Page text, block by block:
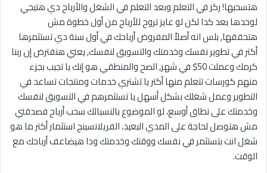
هتسحبها! ركز في التعلم وبعد التعلم في الشغل والأرباح دي هتيجي
لوحدها بعد كدا لكن لو عايز تروح للأرباح من أول خطوة مش
هتحققها, بلس انه أصلاً المفروض أرباحك في أول سنة دي تستثمرها
أكتر في تطوير نفسك وخدمتك والتسويق لنفسك, يعني هنفترض إن ربنا
كرمك وعملت 50$ في شهر, الصح والمنطقي هو إنك يا تجيب بجزء
منهم كورسات تتعلم منها أكتر يا تشتري خدمات ومنتجات تساعد في
التطوير وعمل شغلك بشكل أسهل يا تستثمرهم في التسويق لنفسك
وخدمتك على نطاق أوسع، لو الموضوع بالنسبالك سحب أرباح فصدقني
مش هتوصل لحاجة على المدي البعيد، الفريلانسينج استثمار أكتر ما هو
شغل انت بتستثمر في نفسك ووقتك وخدمتك ودا هيضاعف أرباحك مع
الوقت.